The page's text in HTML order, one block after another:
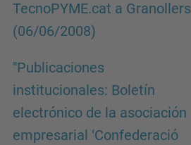
TecnoPYME.cat a Granollers
(06/06/2008)
"Publicaciones
institucionales: Boletín
electrónico de la asociación
empresarial ‘Confederació